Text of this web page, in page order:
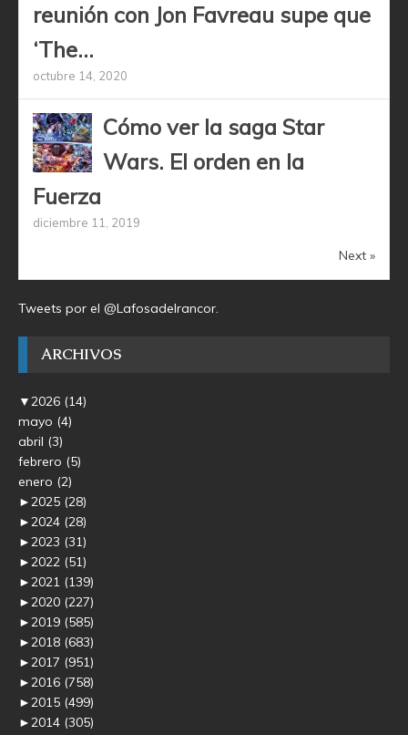
reunión con Jon Favreau supe que
‘The...
octubre 14, 2020
Cómo ver la saga Star
Wars. El orden en la
Fuerza
diciembre 11, 2019
Next »
Tweets por el @Lafosadelrancor.
ARCHIVOS
▼2026 (14)
mayo (4)
abril (3)
febrero (5)
enero (2)
►2025 (28)
►2024 (28)
►2023 (31)
►2022 (51)
►2021 (139)
►2020 (227)
►2019 (585)
►2018 (683)
►2017 (951)
►2016 (758)
►2015 (499)
►2014 (305)